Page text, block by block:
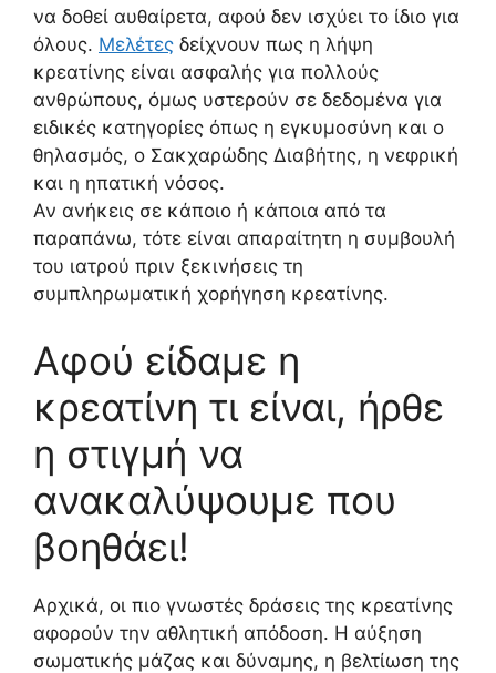
να δοθεί αυθαίρετα, αφού δεν ισχύει το ίδιο για
όλους. Μελέτες δείχνουν πως η λήψη
κρεατίνης είναι ασφαλής για πολλούς
ανθρώπους, όμως υστερούν σε δεδομένα για
ειδικές κατηγορίες όπως η εγκυμοσύνη και ο
θηλασμός, ο Σακχαρώδης Διαβήτης, η νεφρική
και η ηπατική νόσος.
Αν ανήκεις σε κάποιο ή κάποια από τα
παραπάνω, τότε είναι απαραίτητη η συμβουλή
του ιατρού πριν ξεκινήσεις τη
συμπληρωματική χορήγηση κρεατίνης.
Αφού είδαμε η
κρεατίνη τι είναι, ήρθε
η στιγμή να
ανακαλύψουμε που
βοηθάει!
Αρχικά, οι πιο γνωστές δράσεις της κρεατίνης
αφορούν την αθλητική απόδοση. Η αύξηση
σωματικής μάζας και δύναμης, η βελτίωση της